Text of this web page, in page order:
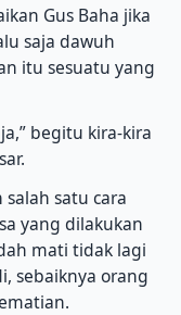
Gus Baha jika
saja dawuh
itu sesuatu yang
begitu kira-kira
satu cara
yang dilakukan
mati tidak lagi
sebaiknya orang